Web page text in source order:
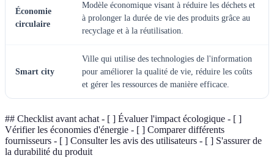
Économie
circulaire
Modèle économique visant à réduire les déchets et
à prolonger la durée de vie des produits grâce au
recyclage et à la réutilisation.
Smart city
Ville qui utilise des technologies de l'information
pour améliorer la qualité de vie, réduire les coûts
et gérer les ressources de manière efficace.
## Checklist avant achat - [ ] Évaluer l'impact écologique - [ ]
Vérifier les économies d'énergie - [ ] Comparer différents
fournisseurs - [ ] Consulter les avis des utilisateurs - [ ] S'assurer de
la durabilité du produit